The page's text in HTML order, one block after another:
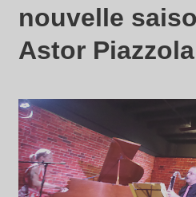
nouvelle
Astor Piazzola